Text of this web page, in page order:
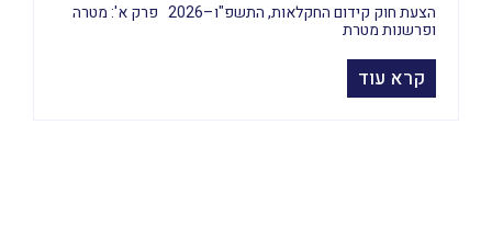
הצעת חוק קידום החקלאות, התשפ"ו–2026 פרק א': מטרה
ופרשנות מטרת
קרא עוד